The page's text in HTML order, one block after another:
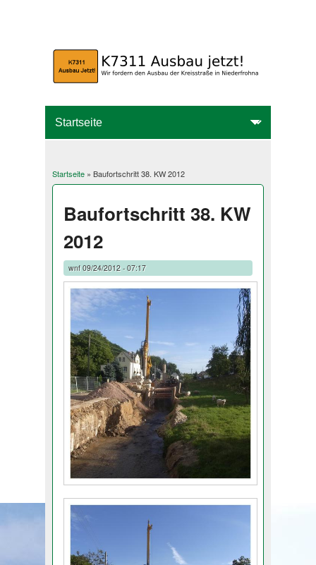
Sie sind hier
Startseite» Baufortschritt 38. KW 2012
Baufortschritt 38. KW
2012
wnf09/24/2012 - 07:17